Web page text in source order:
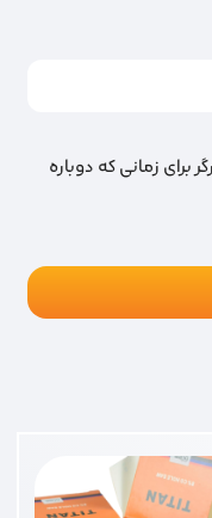
برای زمانی که دوباره